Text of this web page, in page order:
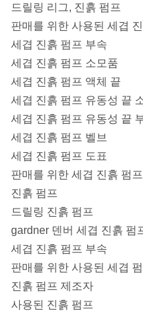
전반적인 차원
(mm)
무게 (kg)
드릴링 리그, 진흙 펌프
판매를 위한 사용된 세겹
세겹 진흙 펌프 부속
세겹 진흙 펌프 소모품
세겹 진흙 펌프 액체 끝
세겹 진흙 펌프 유동성 끝
세겹 진흙 펌프 유동성 끝
세겹 진흙 펌프 벨브
세겹 진흙 펌프 도표
판매를 위한 세겹 진흙 펌프
진흙 펌프
드릴링 진흙 펌프
gardner 덴버 세겹 진흙 펌
세겹 진흙 펌프 부속
판매를 위한 사용된 세겹
진흙 펌프 제조자
사용된 진흙 펌프